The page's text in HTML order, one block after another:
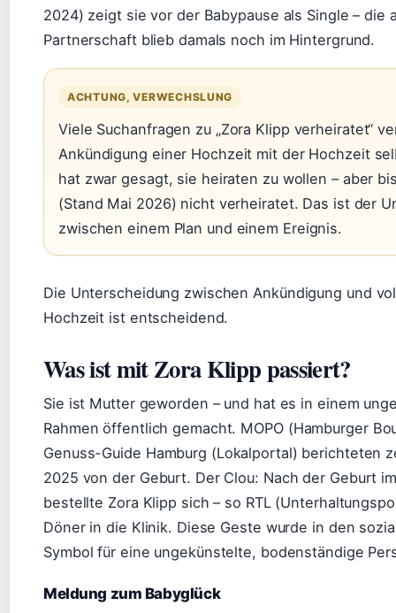
2024) zeigt sie vor der Babypause als Single – die
Partnerschaft blieb damals noch im Hintergrund.
ACHTUNG, VERWECHSLUNG
Viele Suchanfragen zu „Zora Klipp verheiratet“
Ankündigung einer Hochzeit mit der Hochzeit
hat zwar gesagt, sie heiraten zu wollen – aber
(Stand Mai 2026) nicht verheiratet. Das ist der
zwischen einem Plan und einem Ereignis.
Die Unterscheidung zwischen Ankündigung und
Hochzeit ist entscheidend.
Was ist mit Zora Klipp passiert?
Sie ist Mutter geworden – und hat es in einem
Rahmen öffentlich gemacht. MOPO (Hamburger
Genuss-Guide Hamburg (Lokalportal) berichteten
2025 von der Geburt. Der Clou: Nach der Geburt
bestellte Zora Klipp sich – so RTL
Döner in die Klinik. Diese Geste wurde in den
Symbol für eine ungekünstelte, bodenständige
Meldung zum Babyglück